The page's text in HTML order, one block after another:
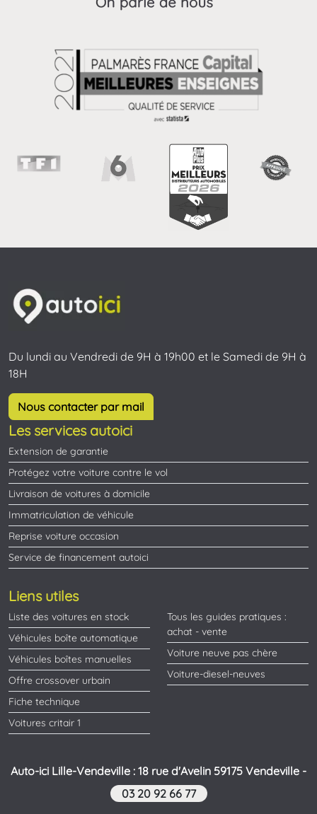
Du lundi au Vendredi de 9H à 19h00 et le Samedi de 9H à
18H
Nous contacter par mail
Les services autoici
Extension de garantie
Protégez votre voiture contre le vol
Livraison de voitures à domicile
Immatriculation de véhicule
Reprise voiture occasion
Service de financement autoici
Liens utiles
Liste des voitures en stock
Véhicules boîte automatique
Véhicules boîtes manuelles
Offre crossover urbain
Fiche technique
Voitures critair 1
Tous les guides pratiques :
achat - vente
Voiture neuve pas chère
Voiture-diesel-neuves
Auto-ici Lille-Vendeville : 18 rue d'Avelin 59175 Vendeville -
03 20 92 66 77